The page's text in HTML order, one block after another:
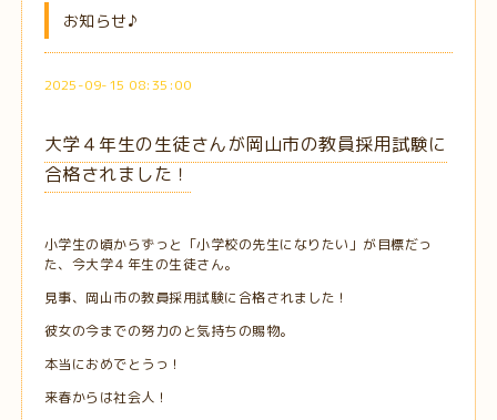
お知らせ♪
2025-09-15 08:35:00
大学４年生の生徒さんが岡山市の教員採用試験に
合格されました！
小学生の頃からずっと「小学校の先生になりたい」が目標だっ
た、今大学４年生の生徒さん。
見事、岡山市の教員採用試験に合格されました！
彼女の今までの努力のと気持ちの賜物。
本当におめでとうっ！
来春からは社会人！